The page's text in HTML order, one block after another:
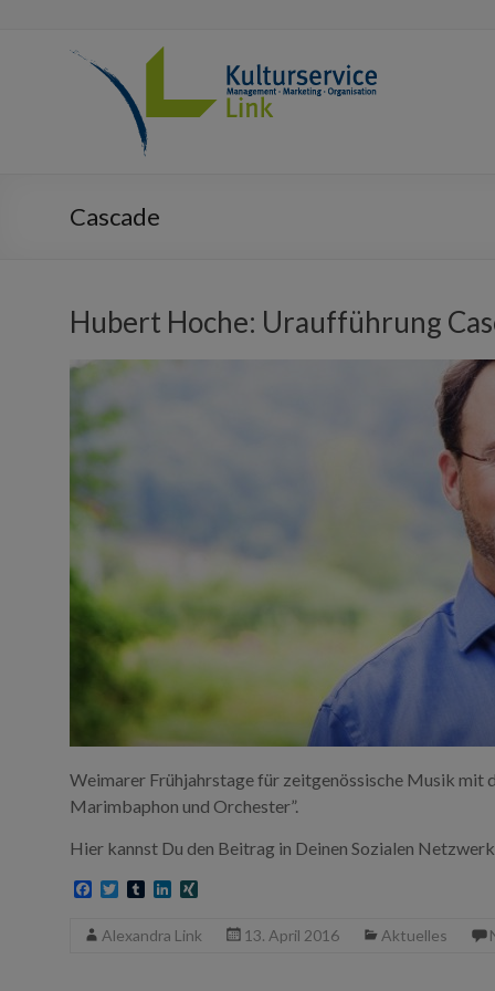
Cascade
Hubert Hoche: Uraufführung
Weimarer Frühjahrstage für zeitgenössische Musik mit
Marimbaphon und Orchester”.
Hier kannst Du den Beitrag in Deinen Sozialen
F
c
e
T
t
T
b
k
G
Alexandra Link 13. April 2016 Aktuelles